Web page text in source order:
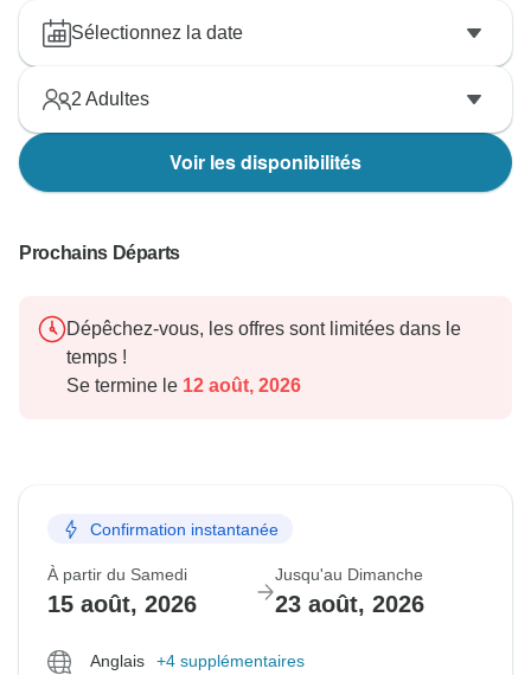
Sélectionnez la date
2 Adultes
Voir les disponibilités
Prochains Départs
Dépêchez-vous, les offres sont limitées dans le
temps !
Se termine le 12 août, 2026
Confirmation instantanée
À partir du Samedi
15 août, 2026
Jusqu'au Dimanche
23 août, 2026
Anglais +4 supplémentaires